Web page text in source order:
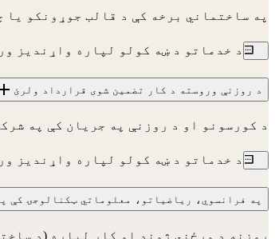
په ساختماني برخه کې د قالب جوړونکو
د خدماتو د ښه کولو لپاره واړندیز
د روزنې وروسته د کار تضمین شوی قرارداد ولرئ
د کورسونو او د روزنې په جریان کې په
د خدماتو د ښه کولو لپاره واړندیز
په فرانسوي، ریاضياتو، معلوماتي ټکنالوجۍ کې
روزنه د ورځني ژوند او کار لپاره (د